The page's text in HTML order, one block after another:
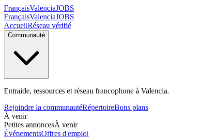
FrançaisValenciaJOBS
FrançaisValenciaJOBS
AccueilRéseau vérifié
Communauté
Entraide, ressources et réseau francophone à Valencia.
Rejoindre la communautéRépertoireBons plans
À venir
Petites annoncesÀ venir
ÉvénementsOffres d'emploi